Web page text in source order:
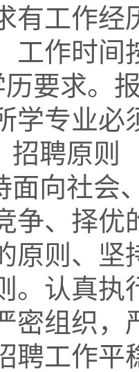
有工作经
工作时间
历要求。
学专业必
招聘原则
面向社会
争、择优
原则、坚
。认真执
密组织，
聘工作平